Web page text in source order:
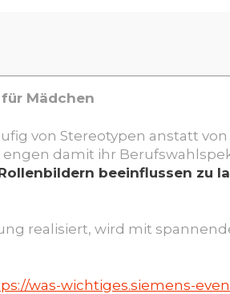
Mädchen
von Stereotypen anstatt
damit ihr
beeinflussen zu
realisiert, wird mit
was-wichtiges.siemens-